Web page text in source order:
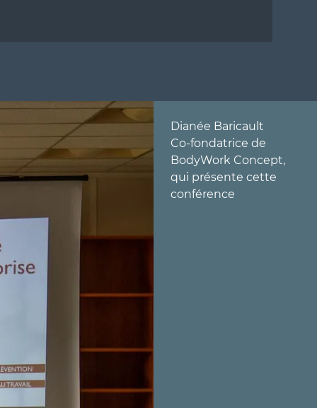
Dianée Baricault
Co-fondatrice de
BodyWork Concept,
qui présente cette
conférence